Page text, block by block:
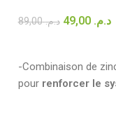
د.م.89,00 د.م. 49,00
-Combinaison de
pour renforcer le